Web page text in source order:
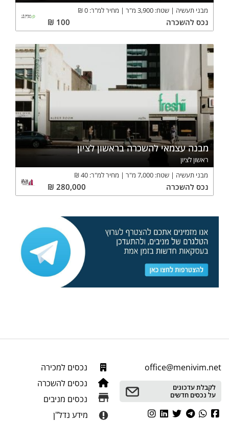
מבני תעשיה
שטח: 3,900 מ"ר מחיר למ"ר: 0
₪
נכס להשכרה 100
₪
מבנה עצמאי להשכרה בראשון לציון
ראשון לציון
מבני תעשיה
שטח: 7,000 מ"ר מחיר למ"ר: 40
₪
נכס להשכרה 280,000
₪
office@menivim.net
לקבלת עדכונים
על נכסים חדשים
נכסים למכירה
נכסים להשכרה
נכסים מניבים
מידע נדל"ן